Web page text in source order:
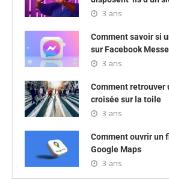
3 ans
Comment savoir si
sur Facebook
3 ans
Comment retrouver
croisée sur la toile
3 ans
Comment ouvrir un
Google Maps
3 ans